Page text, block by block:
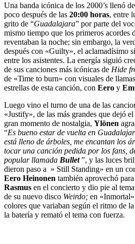
Una banda icónica de los 2000’s llenó
poco después de las 20:00 horas, entre
grito de “Guadalajara” por parte del
mismo tiempo que los primeros acordes
reventaban la noche; sin embargo, la
después con «Guilty», el aclamadísimo
entre los asistentes. La energía siguió
de sus canciones más icónicas de Hide
de «Time to burn» con visuales de
estrellas de esta canción, con Eero y
Luego vino el turno de una de las
«Justify», de las más grandes que dejó
gran momento de nostalgia, Ylönen
“Es bueno estar de vuelta en
está lleno de árboles, me encantan los
tocar una canción pedida por los fans,
popular llamada Bullet ”, y las luces
dieron paso a » Still Standing» en un
Eero Heinonen también aprovechó
Rasmus en el concierto y dio pie al
de su nuevo disco Weirdo; en
colores que variaban según el ritmo de
la batería y remató el tema con fuerza.